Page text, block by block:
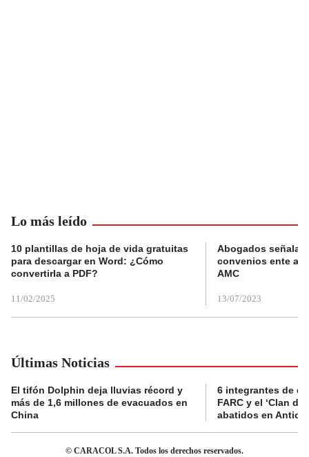
Lo más leído
10 plantillas de hoja de vida gratuitas
para descargar en Word: ¿Cómo
convertirla a PDF?
11/02/2025
Abogados
convenios ente
AMC
13/07/2023
Últimas Noticias
El tifón Dolphin deja lluvias récord y
más de 1,6 millones de evacuados en
China
6 integrantes de
FARC y el ‘Clan
abatidos en
© CARACOL S.A. Todos los derechos reservados.